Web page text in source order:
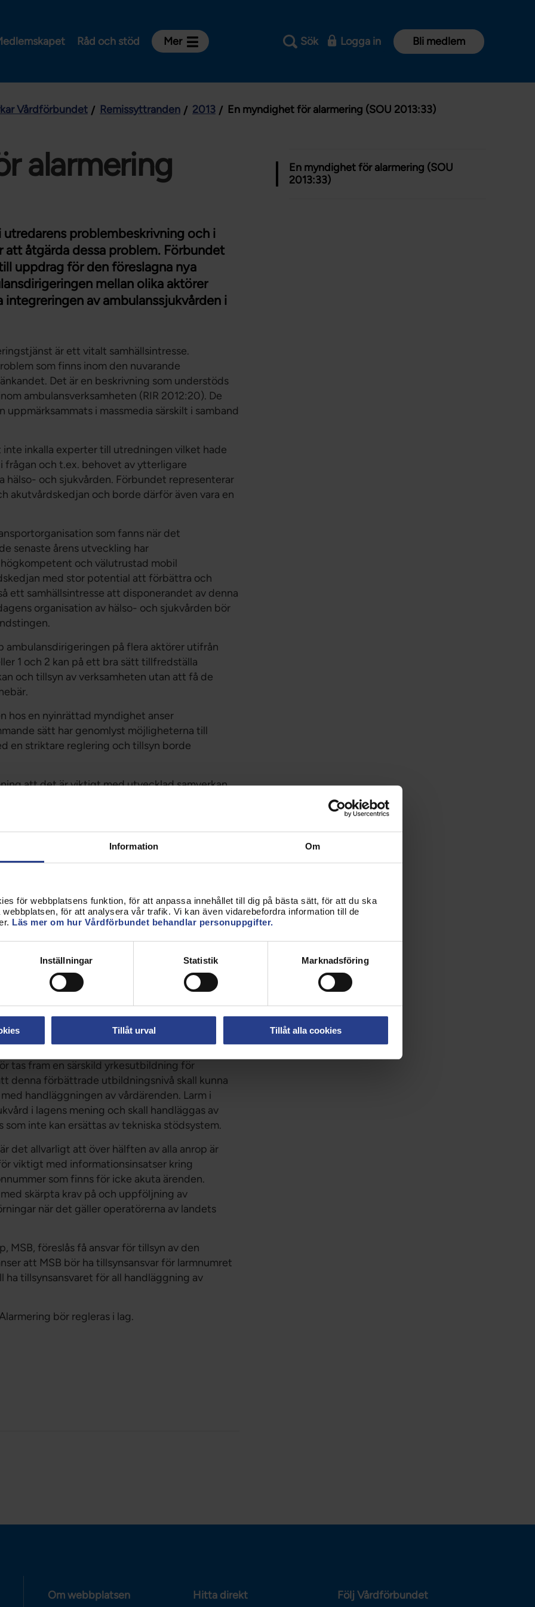
Information Om
för webbplatsens funktion, för att anpassa innehållet till dig på bästa sätt, för att du ska
för att analysera vår trafik. Vi kan även vidarebefordra information till de
Läs mer om hur Vårdförbundet behandlar personuppgifter.
Inställningar Statistik Marknadsföring
Tillåt urval Tillåt alla cookies
Råd och stöd Mer
Om Vårdförbundet
Aktiviteter och utbildningar
För dig som är:
Röntgensjuksköterska
Biomedicinsk analytiker
Förtroendevald
Student
Chef
Sök Logga in Bli medlem
Vårdförbundet Remissyttranden 2013 En myndighet för alarmering (SOU 2013:33)
En myndighet för alarmering (SOU
2013:33)
alarmering
problembeskrivning och i
åtgärda dessa problem. Förbundet
uppdrag för den föreslagna nya
mellan olika aktörer
av ambulanssjukvården i
är ett vitalt samhällsintresse.
som finns inom den nuvarande
Det är en beskrivning som understöds
ambulansverksamheten (RIR 2012:20). De
i massmedia särskilt i samband
inkalla experter till utredningen vilket hade
och t.ex. behovet av ytterligare
hälso- och sjukvården. Förbundet representerar
akutvårdskedjan och borde därför även vara en
som fanns när det
senaste årens utveckling har
och välutrustad mobil
med stor potential att förbättra och
ett samhällsintresse att disponerandet av denna
organisation av hälso- och sjukvården bör
på flera aktörer utifrån
1 och 2 kan på ett bra sätt tillfredställa
och tillsyn av verksamheten utan att få de
hos en nyinrättad myndighet anser
sätt har genomlyst möjligheterna till
en striktare reglering och tillsyn borde
att det är viktigt med utvecklad samverkan
understödjer detta. Förbundet instämmer
samma ansvar och uppgifter såväl i vardag
att inrätta en ny myndighet avstår vi från
vill däremot framhålla att modern informations-
till ett fåtal stora larmcentraler inte
inom alarmeringstjänsten anser
nivå innebär en stor
vissa fall. Förbundet vill dock
inte nödvändigtvis är framtagandet av en
avskräckande exempel på havererade IT-
gränssnitt för informationsutbyte som de olika
tas fram en särskild yrkesutbildning för
denna förbättrade utbildningsnivå skall kunna
handläggningen av vårdärenden. Larm i
i lagens mening och skall handläggas av
inte kan ersättas av tekniska stödsystem.
det allvarligt att över hälften av alla anrop är
viktigt med informationsinsatser kring
som finns för icke akuta ärenden.
skärpta krav på och uppföljning av
när det gäller operatörerna av landets
MSB, föreslås få ansvar för tillsyn av den
att MSB bör ha tillsynsansvar för larmnumret
ha tillsynsansvaret för all handläggning av
bör regleras i lag.
Om webbplatsen Hitta direkt Följ Vårdförbundet